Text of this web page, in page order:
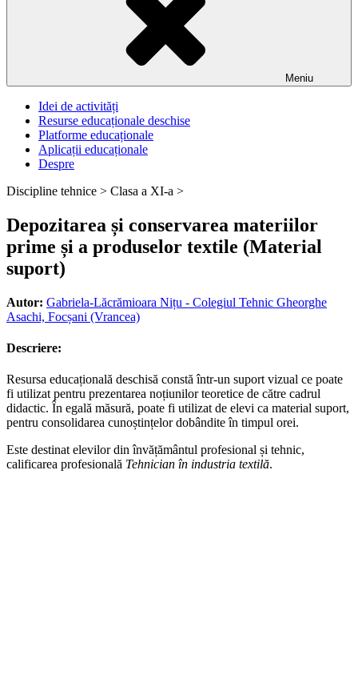
Meniu
Idei de activități
Resurse educaționale deschise
Platforme educaționale
Aplicații educaționale
Despre
Discipline tehnice > Clasa a XI-a >
Depozitarea și conservarea materiilor
prime și a produselor textile (Material
suport)
Autor: Gabriela-Lăcrămioara Nițu - Colegiul Tehnic Gheorghe
Asachi, Focșani (Vrancea)
Descriere:
Resursa educațională deschisă constă într-un suport vizual ce poate
fi utilizat pentru prezentarea noțiunilor teoretice de către cadrul
didactic. În egală măsură, poate fi utilizat de elevi ca material suport,
pentru consolidarea cunoștințelor dobândite în timpul orei.
Este destinat elevilor din învățământul profesional și tehnic,
calificarea profesională Tehnician în industria textilă.